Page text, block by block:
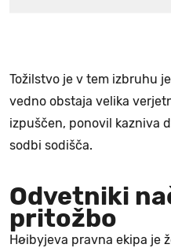
Tožilstvo je v tem izbruhu
vedno obstaja velika
izpuščen, ponovil kazniva
sodbi sodišča.
Odvetniki
pritožbo
Høibyjeva pravna ekipa je